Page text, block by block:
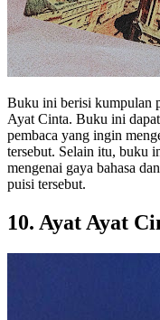
Buku ini berisi kumpulan
Ayat Cinta. Buku ini
pembaca yang ingin
tersebut. Selain itu, buku
mengenai gaya bahasa
puisi tersebut.
10. Ayat Ayat